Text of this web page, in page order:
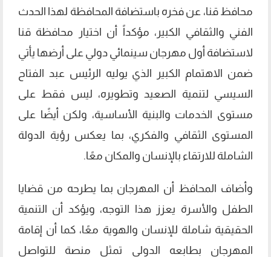
محافظ قنا، عن فخره باستضافة المحافظة لهذا الحدث
الفني والثقافي الكبير، مؤكداً أن اختيار محافظة قنا
لاستضافة أول مهرجان سينمائي دولي على أرضها يأتي
ضمن الاهتمام الكبير الذي يوليه الرئيس عبد الفتاح
السيسي لتنمية الصعيد وتطويره، ليس فقط على
مستوى الخدمات والبنية الأساسية، ولكن أيضًا على
المستوى الثقافي والفكري، بما يعكس رؤية الدولة
الشاملة للارتقاء بالإنسان والمكان معًا.
وأضاف المحافظ أن المهرجان بما يطرحه من قضايا
الطفل والأسرة يعزز هذا التوجه، ويؤكد أن التنمية
الحقيقية شاملة للإنسان والهوية معًا، كما أن إقامة
المهرجان بطابعه الدولي تمثل منصة للتواصل